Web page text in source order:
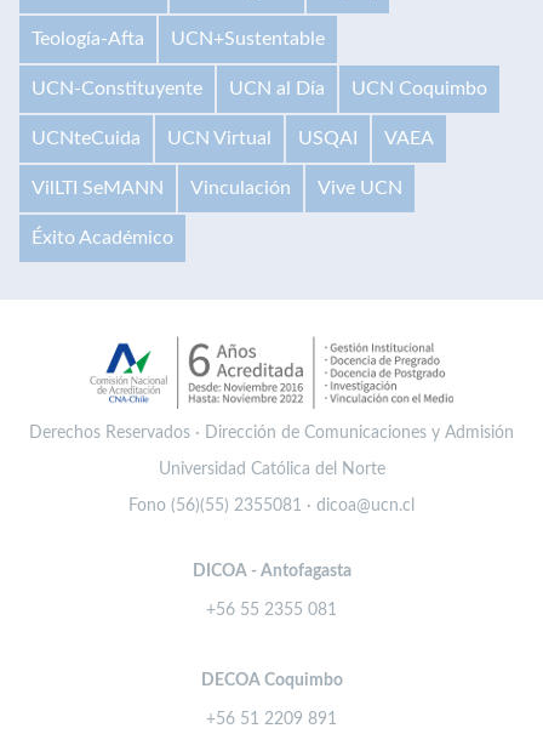
Teología-Afta UCN+Sustentable
UCN-Constituyente UCN al Día UCN Coquimbo
UCNteCuida UCN Virtual USQAI VAEA
VilLTI SeMANN Vinculación Vive UCN
Éxito Académico
Derechos Reservados · Dirección de Comunicaciones y Admisión
Universidad Católica del Norte
Fono (56)(55) 2355081 · dicoa@ucn.cl
DICOA - Antofagasta
+56 55 2355 081
DECOA Coquimbo
+56 51 2209 891